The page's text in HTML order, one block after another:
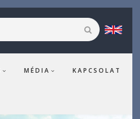
MÉDIA KAPCSOLAT